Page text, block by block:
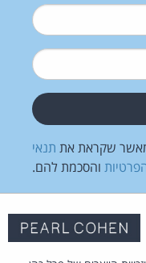
שקראת את תנאי
והסכמת להם.